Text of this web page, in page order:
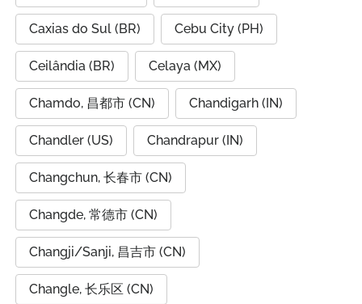
Caxias do Sul (BR) Cebu City (PH)
Ceilândia (BR) Celaya (MX)
Chamdo, 昌都市 (CN) Chandigarh (IN)
Chandler (US) Chandrapur (IN)
Changchun, 长春市 (CN)
Changde, 常德市 (CN)
Changji/Sanji, 昌吉市 (CN)
Changle, 长乐区 (CN)